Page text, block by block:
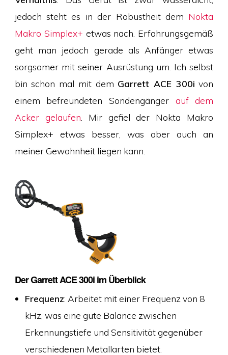
jedoch steht es in der Robustheit dem Nokta
Makro Simplex+ etwas nach. Erfahrungsgemäß
geht man jedoch gerade als Anfänger etwas
sorgsamer mit seiner Ausrüstung um. Ich selbst
bin schon mal mit dem Garrett ACE 300i von
einem befreundeten Sondengänger auf dem
Acker gelaufen . Mir gefiel der Nokta Makro
Simplex+ etwas besser, was aber auch an
meiner Gewohnheit liegen kann.
Der Garrett ACE 300i im Überblick
Frequenz: Arbeitet mit einer Frequenz von 8
kHz, was eine gute Balance zwischen
Erkennungstiefe und Sensitivität gegenüber
verschiedenen Metallarten bietet.